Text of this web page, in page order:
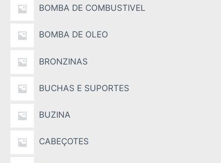
BOMBA DE COMBUSTIVEL
BOMBA DE OLEO
BRONZINAS
BUCHAS E SUPORTES
BUZINA
CABEÇOTES